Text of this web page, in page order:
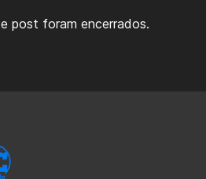
post foram encerrados.